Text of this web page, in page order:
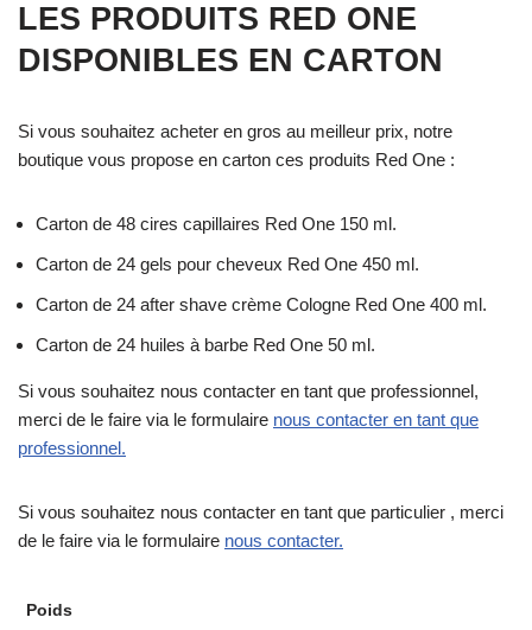
LES PRODUITS RED ONE
DISPONIBLES EN CARTON
Si vous souhaitez acheter en gros au meilleur prix, notre
boutique vous propose en carton ces produits Red One :
Carton de 48 cires capillaires Red One 150 ml.
Carton de 24 gels pour cheveux Red One 450 ml.
Carton de 24 after shave crème Cologne Red One 400 ml.
Carton de 24 huiles à barbe Red One 50 ml.
Si vous souhaitez nous contacter en tant que professionnel,
merci de le faire via le formulaire nous contacter en tant que
professionnel.
Si vous souhaitez nous contacter en tant que particulier , merci
de le faire via le formulaire nous contacter.
Poids